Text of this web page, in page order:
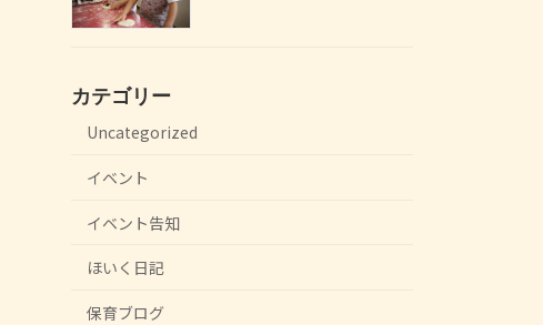
カテゴリー
Uncategorized
イベント
イベント告知
ほいく日記
保育ブログ